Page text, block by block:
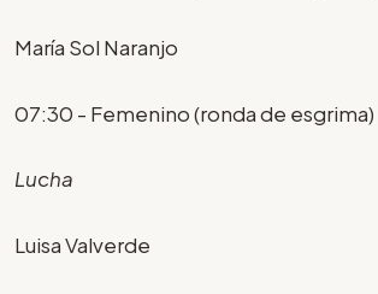
María Sol Naranjo
07:30 - Femenino (ronda de esgrima)
Lucha
Luisa Valverde